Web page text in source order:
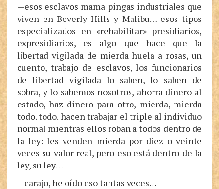
—esos esclavos mama pingas industriales que
viven en Beverly Hills y Malibu… esos tipos
especializados en «rehabilitar» presidiarios,
expresidiarios, es algo que hace que la
libertad vigilada de mierda huela a rosas, un
cuento, trabajo de esclavos, los funcionarios
de libertad vigilada lo saben, lo saben de
sobra, y lo sabemos nosotros, ahorra dinero al
estado, haz dinero para otro, mierda, mierda
todo. todo. hacen trabajar el triple al individuo
normal mientras ellos roban a todos dentro de
la ley: les venden mierda por diez o veinte
veces su valor real, pero eso está dentro de la
ley, su ley…
—carajo, he oído eso tantas veces…